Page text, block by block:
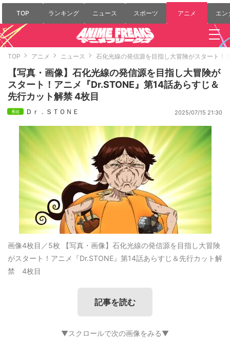
TOP ランキング ニュース スポーツ アニメ エン
TOP アニメ ニュース 石化光線の発信源を目指し大冒険がスタート！
【写真・画像】石化光線の発信源を目指し大冒険が
スタート！アニメ『Dr.STONE』第14話あらすじ＆
先行カット解禁 4枚目
Ｄｒ．ＳＴＯＮＥ 2025/07/15 21:30
画像4枚目／5枚 【写真・画像】石化光線の発信源を目指し大冒険
がスタート！アニメ『Dr.STONE』第14話あらすじ＆先行カット解
禁 4枚目
記事を読む
▼スクロールで次の画像をみる▼